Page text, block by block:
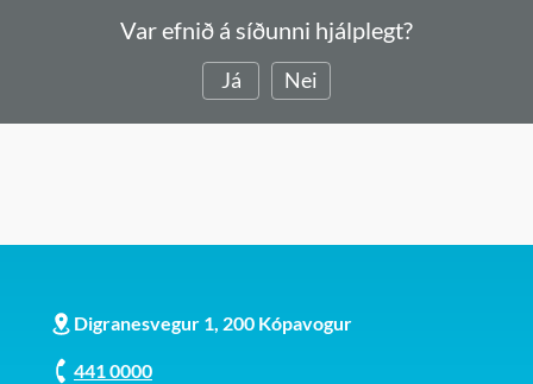
Var efnið á síðunni hjálplegt?
Já Nei
Digranesvegur 1, 200 Kópavogur
441 0000